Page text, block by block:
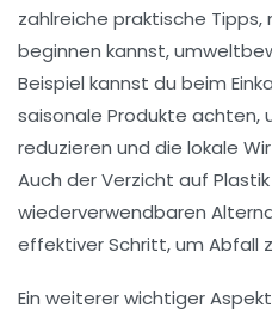
zahlreiche praktische
beginnen kannst,
Beispiel kannst du beim
saisonale Produkte achten,
reduzieren und die lokale
Auch der Verzicht auf Plastik
wiederverwendbaren
effektiver Schritt, um Abfall
Ein weiterer wichtiger